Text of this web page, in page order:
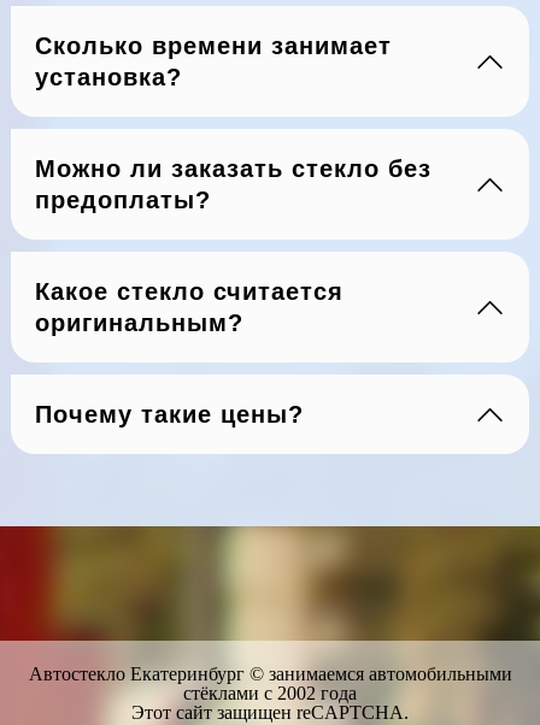
Сколько времени занимает
установка?
Можно ли заказать стекло без
предоплаты?
Какое стекло считается
оригинальным?
Почему такие цены?
Автостекло Екатеринбург © занимаемся автомобильными
стёклами с 2002 года
Этот сайт защищен reCAPTCHA.